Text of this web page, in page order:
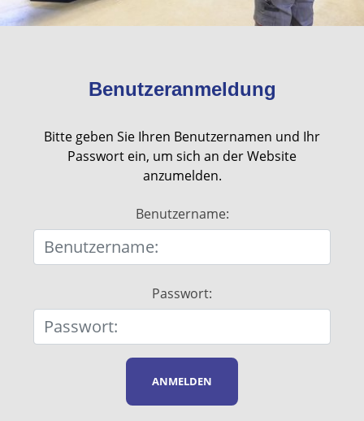
Benutzeranmeldung
Bitte geben Sie Ihren Benutzernamen und Ihr
Passwort ein, um sich an der Website
anzumelden.
Benutzername:
Passwort: